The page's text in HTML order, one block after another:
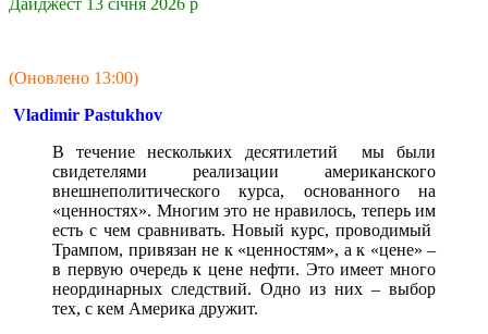
(Оновлено 13:00)
Vladimir Pastukhov
В течение нескольких десятилетий мы были
свидетелями реализации американского
внешнеполитического курса, основанного на
«ценностях». Многим это не нравилось, теперь им
есть с чем сравнивать. Новый курс, проводимый
Трампом, привязан не к «ценностям», а к «цене» –
в первую очередь к цене нефти. Это имеет много
неординарных следствий. Одно из них – выбор
тех, с кем Америка дружит.